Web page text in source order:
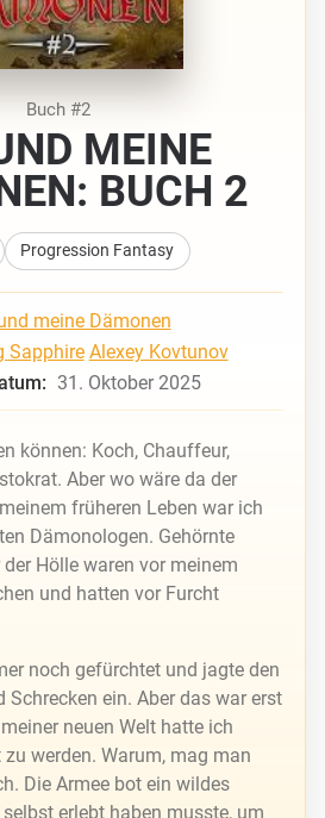
Buch #2
MEINE
BUCH 2
Progression Fantasy
meine Dämonen
Sapphire Alexey Kovtunov
31. Oktober 2025
können: Koch, Chauffeur,
Aber wo wäre da der
früheren Leben war ich
Dämonologen. Gehörnte
Hölle waren vor meinem
und hatten vor Furcht
noch gefürchtet und jagte den
Schrecken ein. Aber das war erst
neuen Welt hatte ich
werden. Warum, mag man
Die Armee bot ein wildes
erlebt haben musste, um